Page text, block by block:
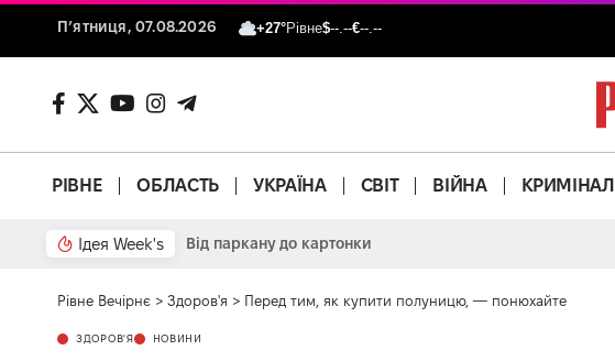
П’ятниця, 07.08.2026 +27°Рівне$--.--€--.--
РІВНЕ ОБЛАСТЬ УКРАЇНА СВІТ ВІЙНА КРИМІНАЛ
Ідея Week's Від паркану до картонки
Рівне Вечірнє > Здоров'я > Перед тим, як купити полуницю, — понюхайте
ЗДОРОВ'Я НОВИНИ